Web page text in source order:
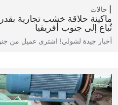
حالات
تُباع إلى جنوب أفريقيا
أخبار جيدة لشولي! اشترى عميل من